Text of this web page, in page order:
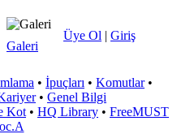
Üye Ol | Giriş
Galeri
• İpuçları • Komutlar•
• Genel Bilgi
Kot • HQ Library • FreeMUST